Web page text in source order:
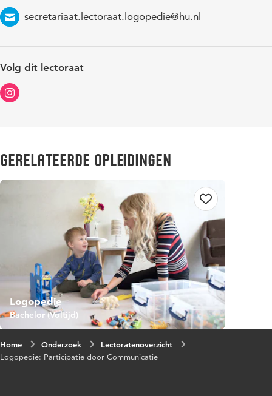
Email
secretariaat.lectoraat.logopedie@hu.nl
Volg dit lectoraat
Gerelateerde opleidingen
Logopedie
Bachelor (Voltijd)
Home Onderzoek
Lectoratenoverzicht
Logopedie: Participatie door Communicatie